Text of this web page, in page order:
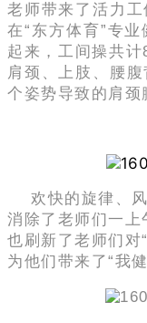
老师带来了 活力工
在“ 东方体育”专
起来，工间操共
肩颈、上肢、腰
个姿势导致的肩颈
欢快的旋律、风
消除了老师们一上
也刷新了老师们对
为他们带来了“我